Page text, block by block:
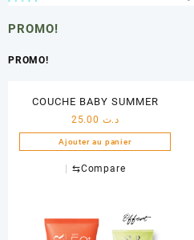
PROMO!
PROMO!
COUCHE BABY SUMMER
د.ت
Ajouter au panier
⇆Compare